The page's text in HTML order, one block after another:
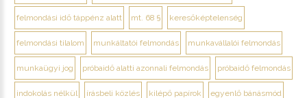
felmondási idő táppénz alatt mt. 68 § keresőképtelenség
felmondási tilalom munkáltatói felmondás munkavállalói felmondás
munkaügyi jog próbaidő alatti azonnali felmondás próbaidő felmondás
indokolás nélkül írásbeli közlés kilépő papírok egyenlő bánásmód